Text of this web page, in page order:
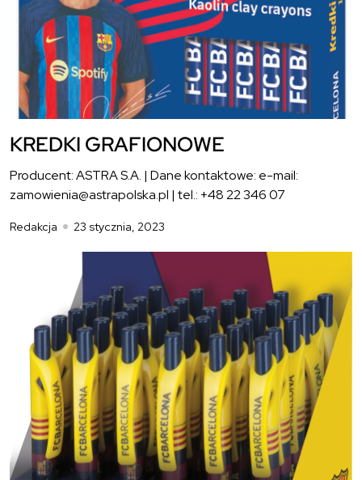
KREDKI GRAFIONOWE
Producent: ASTRA S.A. | Dane kontaktowe: e-mail:
zamowienia@astrapolska.pl | tel.: +48 22 346 07
Redakcja 23 stycznia, 2023